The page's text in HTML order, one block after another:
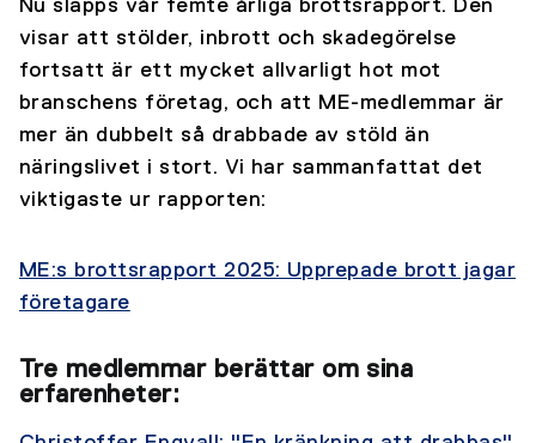
Nu släpps vår femte årliga brottsrapport. Den
visar att stölder, inbrott och skadegörelse
fortsatt är ett mycket allvarligt hot mot
branschens företag, och att ME-medlemmar är
mer än dubbelt så drabbade av stöld än
näringslivet i stort. Vi har sammanfattat det
viktigaste ur rapporten:
ME:s brottsrapport 2025: Upprepade brott jagar
företagare
Tre medlemmar berättar om sina
erfarenheter: